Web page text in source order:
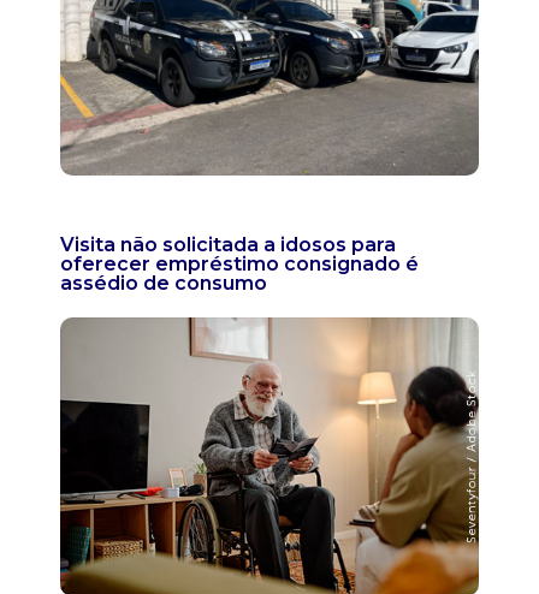
Visita não solicitada a idosos para
oferecer empréstimo consignado é
assédio de consumo